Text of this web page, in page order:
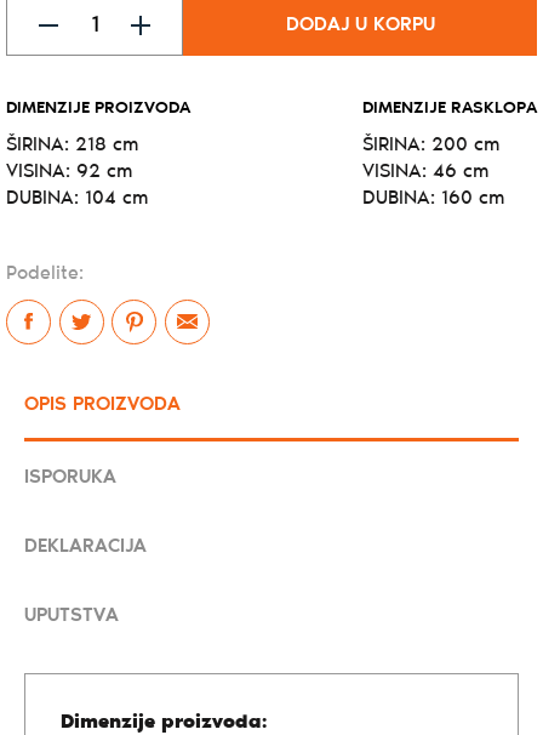
DODAJ U KORPU
DIMENZIJE PROIZVODA
ŠIRINA: 218 cm
VISINA: 92 cm
DUBINA: 104 cm
DIMENZIJE RASKLOPA
ŠIRINA: 200 cm
VISINA: 46 cm
DUBINA: 160 cm
Podelite:
OPIS PROIZVODA
ISPORUKA
DEKLARACIJA
UPUTSTVA
Dimenzije proizvoda: